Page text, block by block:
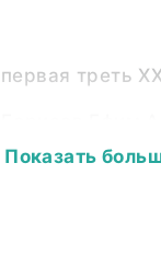
первая треть
Показать